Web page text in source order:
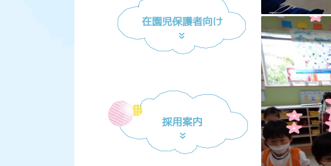
在園児保護者向け
採用案内